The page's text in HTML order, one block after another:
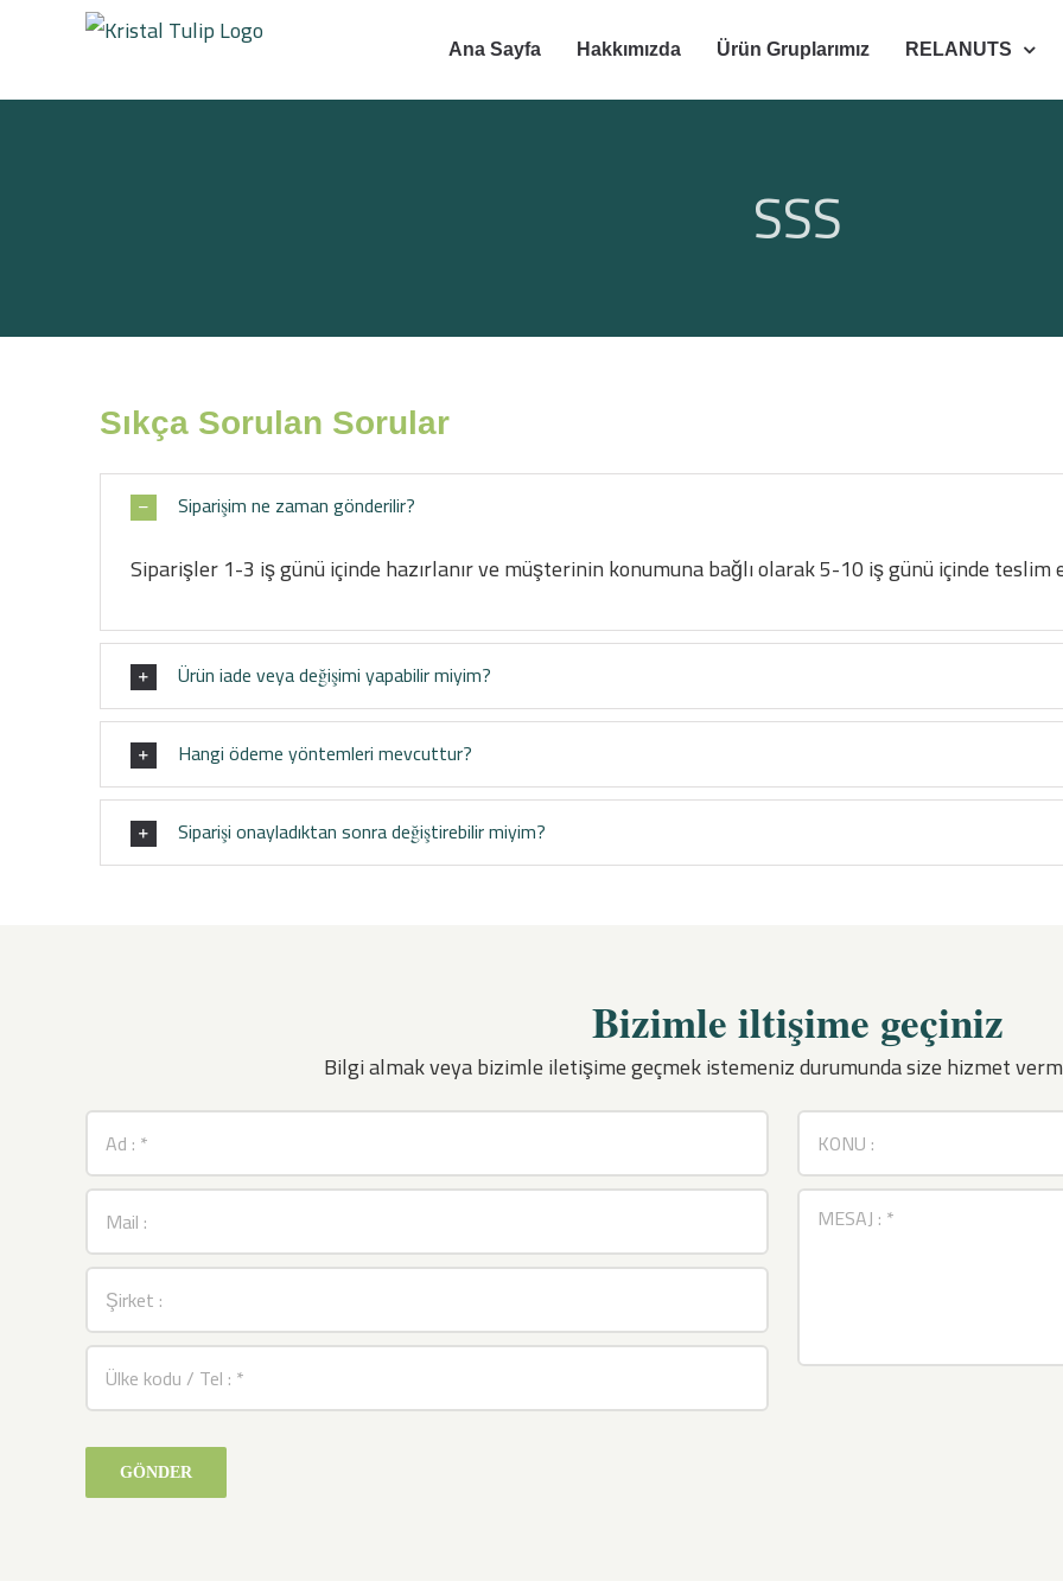
content
Ana Sayfa Hakkımızda Ürün Gruplarımız RELANUTS
SSS
Sıkça Sorulan Sorular
Siparişim ne zaman gönderilir?
Siparişler 1-3 iş günü içinde hazırlanır ve müşterinin konumuna bağlı olarak 5-10 iş günü içinde teslim
Ürün iade veya değişimi yapabilir miyim?
Hangi ödeme yöntemleri mevcuttur?
Siparişi onayladıktan sonra değiştirebilir miyim?
Bizimle iltişime geçiniz
Bilgi almak veya bizimle iletişime geçmek istemeniz durumunda size hizmet